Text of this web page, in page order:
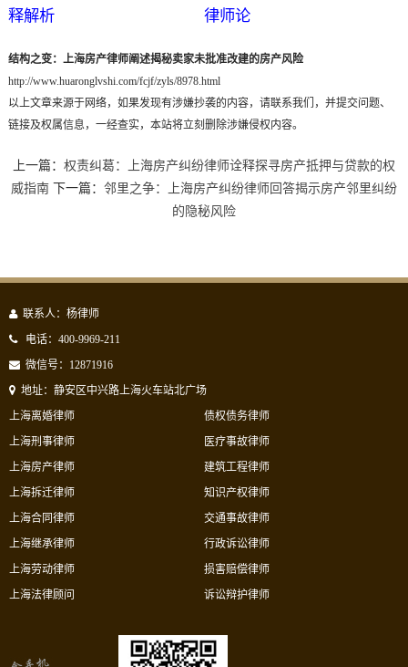
释解析
律师论
结构之变：上海房产律师阐述揭秘卖家未批准改建的房产风险
http://www.huaronglvshi.com/fcjf/zyls/8978.html
以上文章来源于网络，如果发现有涉嫌抄袭的内容，请联系我们，并提交问题、
链接及权属信息，一经查实，本站将立刻删除涉嫌侵权内容。
上一篇： 权责纠葛：上海房产纠纷律师诠释探寻房产抵押与贷款的权
威指南下一篇： 邻里之争：上海房产纠纷律师回答揭示房产邻里纠纷
的隐秘风险
联系人：杨律师
电话：400-9969-211
微信号：12871916
地址：静安区中兴路上海火车站北广场
上海离婚律师
上海刑事律师
上海房产律师
上海拆迁律师
债权债务律师
医疗事故律师
建筑工程律师
知识产权律师
上海合同律师
上海继承律师
上海劳动律师
上海法律顾问
交通事故律师
行政诉讼律师
损害赔偿律师
诉讼辩护律师